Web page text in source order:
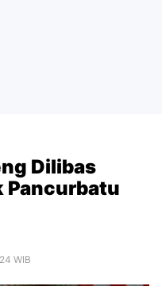
Dilibas
Pancurbatu
WIB